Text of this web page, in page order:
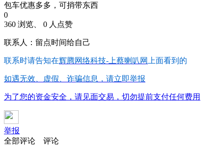
包车优惠多多，可捎带东西
0
360 浏览、 0 人点赞
联系人：留点时间给自己
联系时请告知在辉腾网络科技-上蔡喇叭网 上面看到的
如遇无效、虚假、诈骗信息，请立即举报
为了您的资金安全，请见面交易，切勿提前支付任何费用
举报
全部评论
评论